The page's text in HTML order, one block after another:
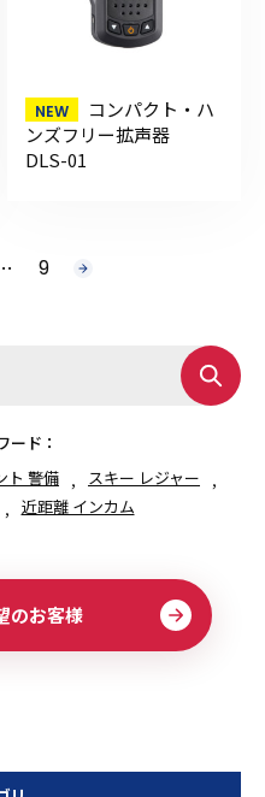
コンパクト・ハ
ンズフリー拡声器
DLS-01
9 次
ード：
ト 警備
スキー レジャー
近距離 インカム
のお客様